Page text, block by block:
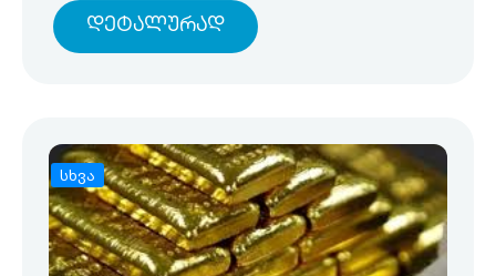
Დეტალურად
სხვა